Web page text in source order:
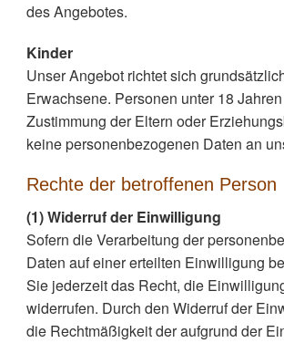
des Angebotes.
Kinder
Unser Angebot richtet sich
Erwachsene. Personen unter 18
Zustimmung der Eltern oder
keine personenbezogenen Daten an
Rechte der betroffenen Person
(1) Widerruf der Einwilligung
Sofern die Verarbeitung der
Daten auf einer erteilten Einwilligung
Sie jederzeit das Recht, die
widerrufen. Durch den Widerruf der
die Rechtmäßigkeit der aufgrund der